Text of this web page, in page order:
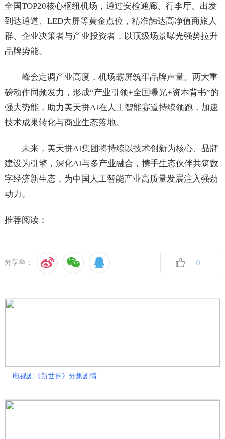
全国TOP20核心枢纽机场，通过安检通廊、行李厅、出发
到达通道、LED大屏等黄金点位，精准触达高净值商旅人
群、企业决策者与产业投资者，以顶级场景曝光强势拉升
品牌势能。
峰会定调产业高度，机场霸屏筑牢品牌声量。两大重
磅动作同频发力，形成“产业引领+全国曝光+资本背书”的
强大势能，助力美天拼AI在人工智能赛道持续领跑，加速
技术成果转化与商业生态落地。
未来，美天拼AI集团将持续以技术创新为核心、品牌
建设为引擎，深化AI与多产业融合，携手生态伙伴共筑数
字经济新生态，为中国人工智能产业高质量发展注入强劲
动力。
推荐阅读：
分享至： 0
电视剧《新世界》分集剧情